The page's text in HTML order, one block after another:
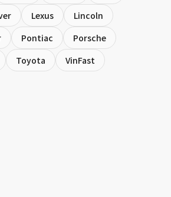
Lexus
Lincoln
Pontiac
Porsche
Toyota VinFast